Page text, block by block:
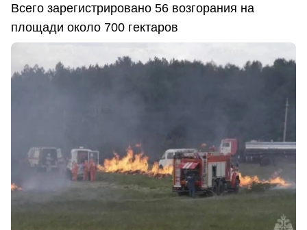
Всего зарегистрировано 56 возгорания на
площади около 700 гектаров